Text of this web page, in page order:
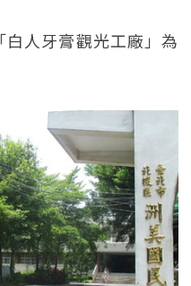
人牙膏觀光工廠」為